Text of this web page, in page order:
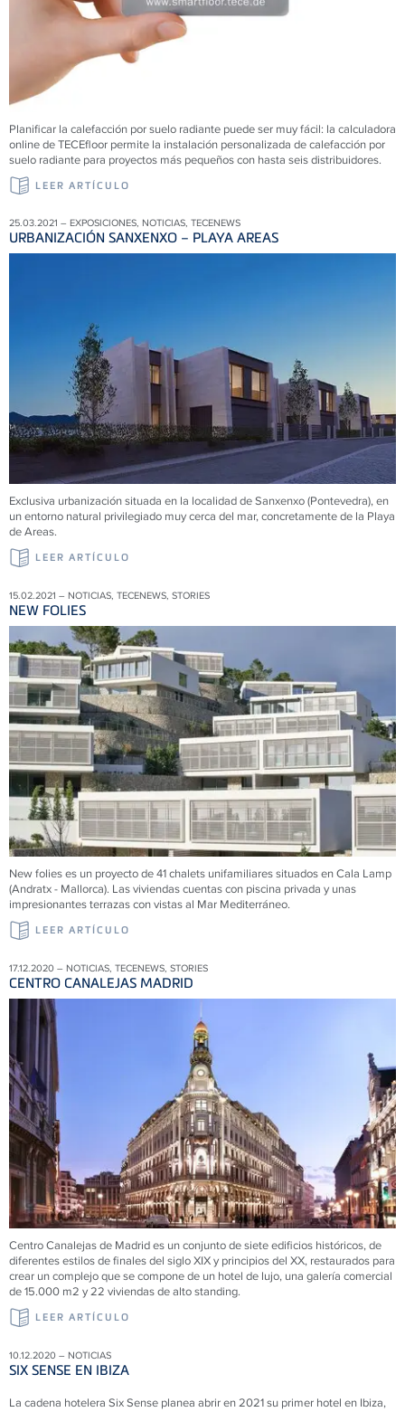
Planificar la calefacción por suelo radiante puede ser muy fácil: la calculadora
online de TECEfloor permite la instalación personalizada de calefacción por
suelo radiante para proyectos más pequeños con hasta seis distribuidores.
LEER ARTÍCULO
25.03.2021 – EXPOSICIONES, NOTICIAS, TECENEWS
URBANIZACIÓN SANXENXO – PLAYA AREAS
Exclusiva urbanización situada en la localidad de Sanxenxo (Pontevedra), en
un entorno natural privilegiado muy cerca del mar, concretamente de la Playa
de Areas.
LEER ARTÍCULO
15.02.2021 – NOTICIAS, TECENEWS, STORIES
NEW FOLIES
New folies es un proyecto de 41 chalets unifamiliares situados en Cala Lamp
(Andratx - Mallorca). Las viviendas cuentas con piscina privada y unas
impresionantes terrazas con vistas al Mar Mediterráneo.
LEER ARTÍCULO
17.12.2020 – NOTICIAS, TECENEWS, STORIES
CENTRO CANALEJAS MADRID
Centro Canalejas de Madrid es un conjunto de siete edificios históricos, de
diferentes estilos de finales del siglo XIX y principios del XX, restaurados para
crear un complejo que se compone de un hotel de lujo, una galería comercial
de 15.000 m2 y 22 viviendas de alto standing.
LEER ARTÍCULO
10.12.2020 – NOTICIAS
SIX SENSE EN IBIZA
La cadena hotelera Six Sense planea abrir en 2021 su primer hotel en Ibiza,